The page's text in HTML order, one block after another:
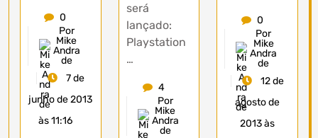
0
Por
Mike
Andra
de
7 de
junho de 2013
às 11:16
será
lançado:
Playstation
…
4
Por
Mike
Andra
de
0
Por
Mike
Andra
de
12 de
agosto de
2013 às